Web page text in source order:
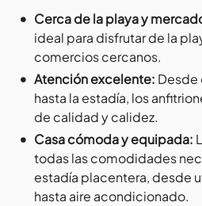
• Cerca de la playa y
ideal para disfrutar de la
comercios cercanos.
• Atención excelente: Desde
hasta la estadía, los
de calidad y calidez.
• Casa cómoda y equipada:
todas las comodidades
estadía placentera, desde
hasta aire acondicionado.